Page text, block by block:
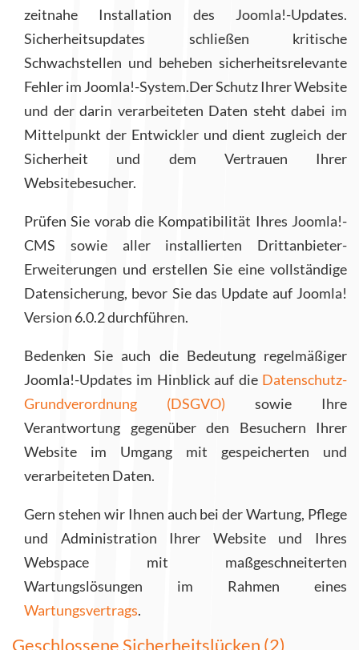
zeitnahe Installation des Joomla!-Updates.
Sicherheitsupdates schließen kritische
Schwachstellen und beheben sicherheitsrelevante
Fehler im Joomla!-System.Der Schutz Ihrer Website
und der darin verarbeiteten Daten steht dabei im
Mittelpunkt der Entwickler und dient zugleich der
Sicherheit und dem Vertrauen Ihrer
Websitebesucher.
Prüfen Sie vorab die Kompatibilität Ihres Joomla!-
CMS sowie aller installierten Drittanbieter-
Erweiterungen und erstellen Sie eine vollständige
Datensicherung, bevor Sie das Update auf Joomla!
Version 6.0.2 durchführen.
Bedenken Sie auch die Bedeutung regelmäßiger
Joomla!-Updates im Hinblick auf die Datenschutz-
Grundverordnung (DSGVO) sowie Ihre
Verantwortung gegenüber den Besuchern Ihrer
Website im Umgang mit gespeicherten und
verarbeiteten Daten.
Gern stehen wir Ihnen auch bei der Wartung, Pflege
und Administration Ihrer Website und Ihres
Webspace mit maßgeschneiterten
Wartungslösungen im Rahmen eines
Wartungsvertrags.
Geschlossene Sicherheitslücken (2)